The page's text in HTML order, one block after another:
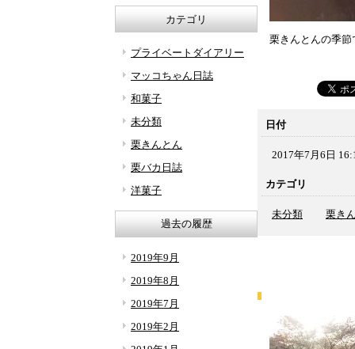
栗きんとんの季
日付
2017年7月6日
カテゴリ
未分類 栗き
カテゴリ
プライベートダイアリー
マッコちゃん日誌
和菓子
未分類
栗きんとん
栗バカ日誌
洋菓子
過去の履歴
2019年9月
2019年8月
2019年7月
2019年2月